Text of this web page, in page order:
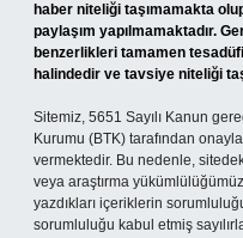
haber niteliği taşımamakta
paylaşım yapılmamaktadır.
benzerlikleri tamamen
halindedir ve tavsiye niteliği
Sitemiz, 5651 Sayılı Kanun
Kurumu (BTK) tarafından
vermektedir. Bu nedenle,
veya araştırma
yazdıkları içeriklerin
sorumluluğu kabul etmiş